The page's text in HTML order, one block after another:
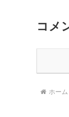
コメ
ホーム